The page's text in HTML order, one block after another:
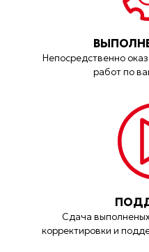
Непосредственно
работ по
Сдача
корректировки и